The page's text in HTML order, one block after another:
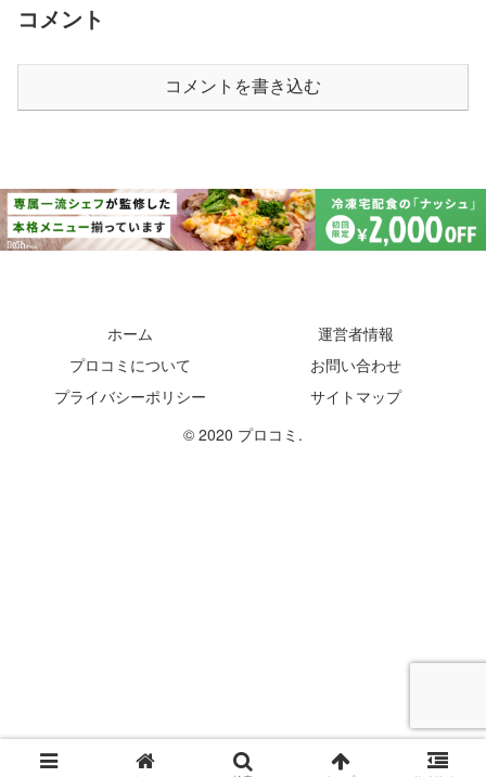
コメント
コメントを書き込む
ホーム
運営者情報
プロコミについて
お問い合わせ
プライバシーポリシー
サイトマップ
© 2020 プロコミ.